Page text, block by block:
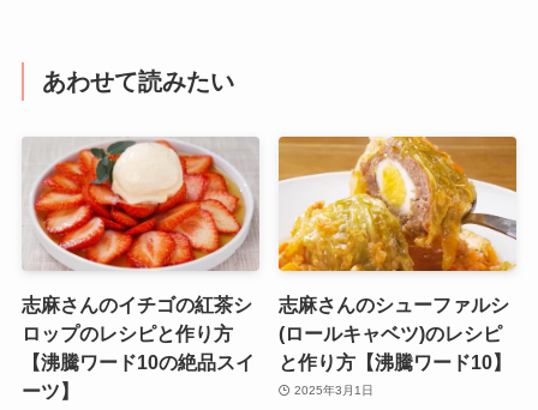
あわせて読みたい
志麻さんのイチゴの紅茶シ
ロップのレシピと作り方
【沸騰ワード10の絶品スイ
ーツ】
志麻さんのシューファルシ
(ロールキャベツ)のレシピ
と作り方【沸騰ワード10】
2025年3月1日